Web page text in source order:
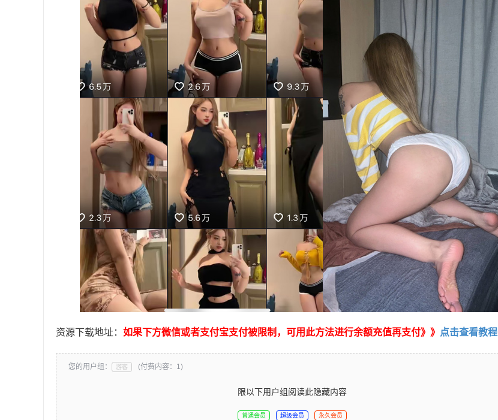
资源下载地址： 如果下方微信或者支付宝支付被限制，可用此方法进行余额充值再支付》》 点击查看教程
您的用户组： 游客 (付费内容：1)
限以下用户组阅读此隐藏内容
普通会员 超级会员 永久会员